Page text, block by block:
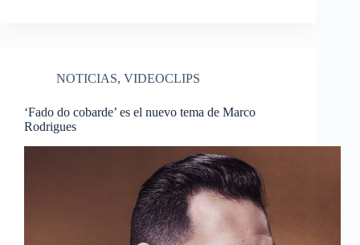
NOTICIAS, VIDEOCLIPS
‘Fado do cobarde’ es el nuevo tema de Marco
Rodrigues